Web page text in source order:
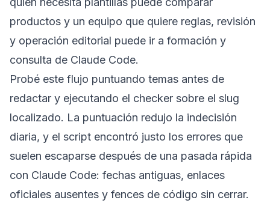
productos y un equipo que quiere reglas, revisión
y operación editorial puede ir a formación y
consulta de Claude Code.
Probé este flujo puntuando temas antes de
redactar y ejecutando el checker sobre el slug
localizado. La puntuación redujo la indecisión
diaria, y el script encontró justo los errores que
suelen escaparse después de una pasada rápida
con Claude Code: fechas antiguas, enlaces
oficiales ausentes y fences de código sin cerrar.